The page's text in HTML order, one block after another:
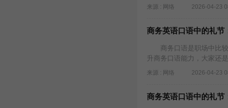
来源 : 网络 2026-04-23
商务英语口语中的礼节
商务口语是职场中比较
升商务口语能力，大家还
来源 : 网络 2026-04-23
商务英语口语中的礼节